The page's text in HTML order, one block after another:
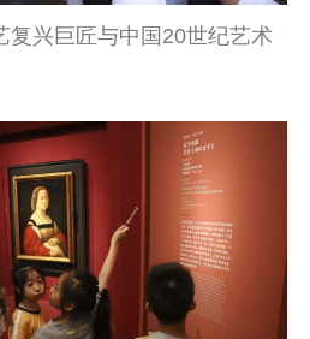
复兴巨匠与中国20世纪艺术